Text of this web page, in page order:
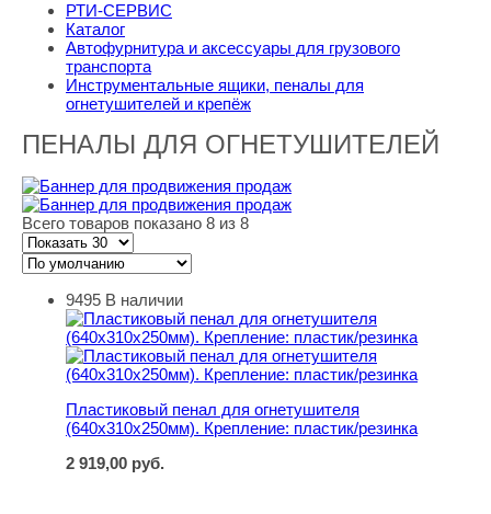
РТИ-СЕРВИС
Каталог
Автофурнитура и аксессуары для грузового
транспорта
Инструментальные ящики, пеналы для
огнетушителей и крепёж
ПЕНАЛЫ ДЛЯ ОГНЕТУШИТЕЛЕЙ
Всего товаров показано 8 из 8
Пластиковый пенал для огнетушителя
9495 В наличии
Пластиковый пенал для огнетушителя
(640х310х250мм). Крепление: пластик/резинка
2 919,00 руб.